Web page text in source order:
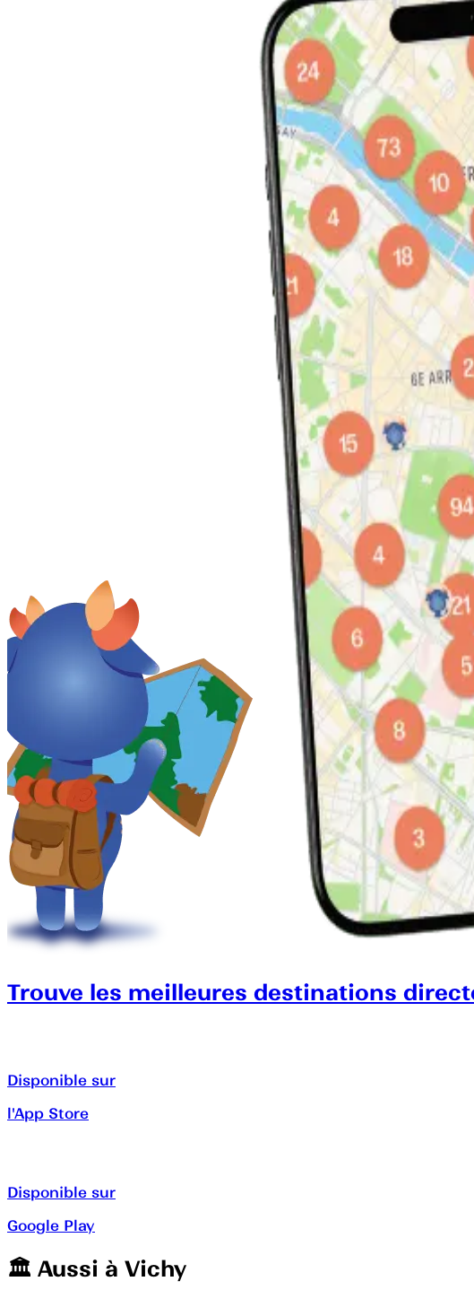
Trouve les meilleures destinations
Disponible sur
l'App Store
Disponible sur
Google Play
🏛️️ Aussi à Vichy